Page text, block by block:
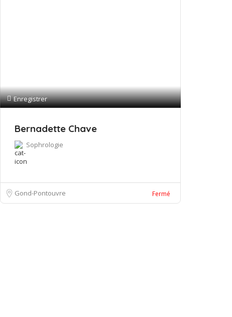
Enregistrer
Bernadette Chave
Sophrologie
Gond-Pontouvre Fermé